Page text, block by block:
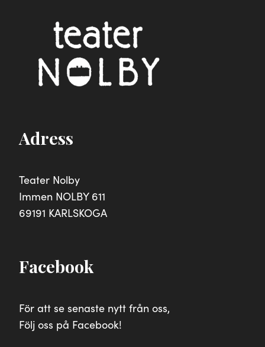
Adress
Teater Nolby
Immen NOLBY 611
69191 KARLSKOGA
Facebook
För att se senaste nytt från oss,
Följ oss på Facebook!